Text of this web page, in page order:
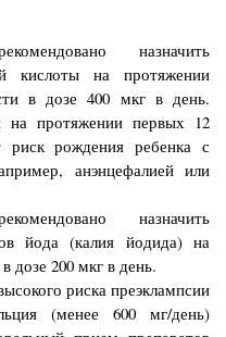
назначить
кислоты на протяжении
в дозе 400 мкг в день.
на протяжении первых 12
риск рождения ребенка с
анэнцефалией или
назначить
йода (калия йодида) на
дозе 200 мкг в день.
риска преэклампсии
(менее 600 мг/день)